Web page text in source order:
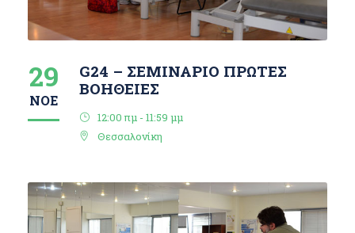
29
ΝΟΈ
G24 – ΣΕΜΙΝΑΡΙΟ ΠΡΩΤΕΣ
ΒΟΗΘΕΙΕΣ
12:00 πμ - 11:59 μμ
Θεσσαλονίκη